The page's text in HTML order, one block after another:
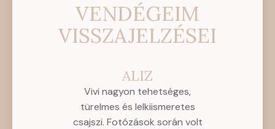
VENDÉGEIM
VISSZAJELZÉSEI
ALIZ
Vivi nagyon tehetséges,
türelmes és lelkiismeretes
csajszi. Fotózások során volt